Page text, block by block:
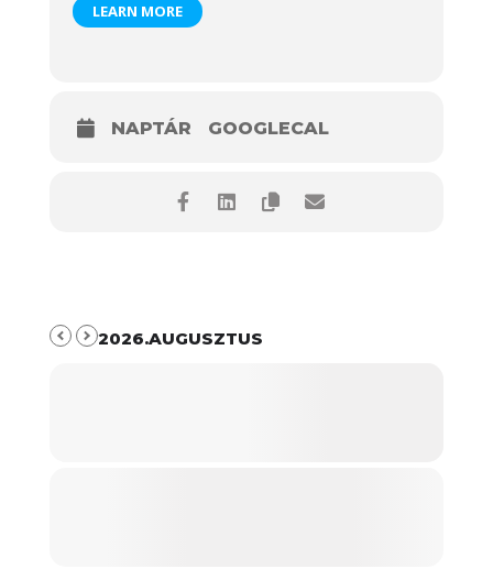
LEARN MORE
NAPTÁR GOOGLECAL
2026.AUGUSZTUS